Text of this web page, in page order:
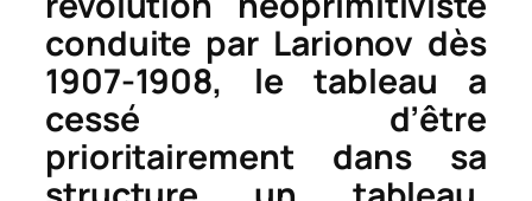
conduite par Larionov dès
1907-1908, le tableau a
cessé d’être
prioritairement dans sa